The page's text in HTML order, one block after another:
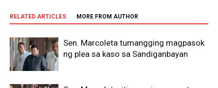
RELATED ARTICLES MORE FROM AUTHOR
Sen. Marcoleta tumangging magpasok
ng plea sa kaso sa Sandiganbayan